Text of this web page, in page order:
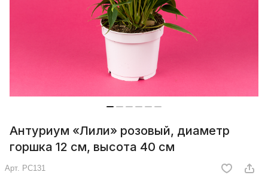
Антуриум «Лили» розовый, диаметр
горшка 12 см, высота 40 см
Арт. РС131